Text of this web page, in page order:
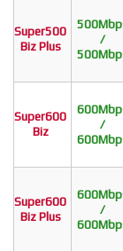
Super500
Biz Plus
/
Super600
Biz
/
Super600
Biz Plus
/